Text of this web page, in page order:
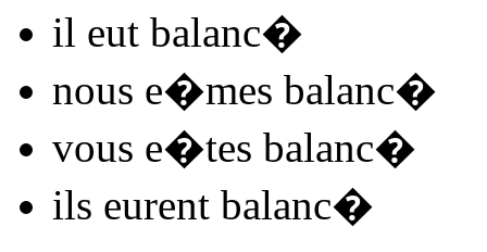
il eut balanc�
nous e�mes balanc�
vous e�tes balanc�
ils eurent balanc�